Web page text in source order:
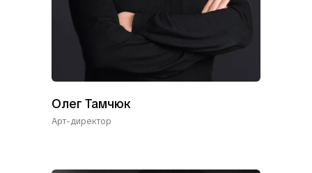
Олег Тамчюк
Арт-директор